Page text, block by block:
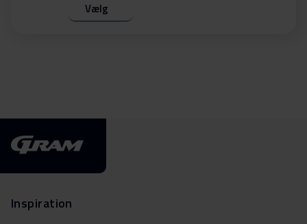
Vælg
Inspiration